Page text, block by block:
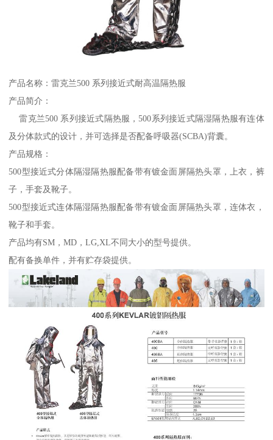
产品名称：雷克兰500 系列接近式耐高温隔热服
产品简介：
雷克兰500 系列接近式隔热服，500系列接近式隔湿隔热服有连体
及分体款式的设计，并可选择是否配备呼吸器(SCBA)背囊。
产品规格：
500型接近式分体隔湿隔热服配备带有镀金面屏隔热头罩，上衣，裤
子，手套及靴子。
500型接近式连体隔湿隔热服配备带有镀金面屏隔热头罩，连体衣，
靴子和手套。
产品均有SM，MD，LG,XL不同大小的型号提供。
配有备换单件，并有贮存袋提供。